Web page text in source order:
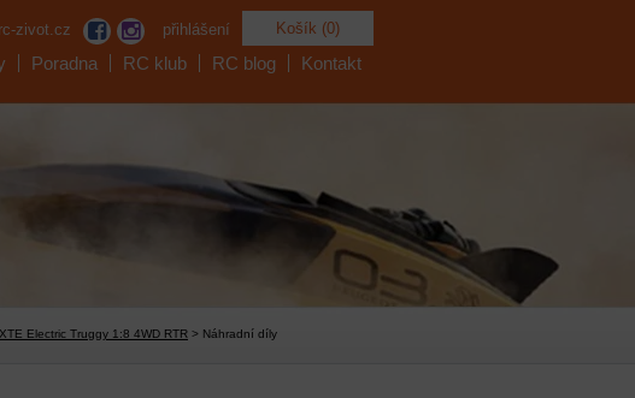
Košík (0)
přihlášení
zivot.cz
Poradna RC klub RC blog Kontakt
Electric Truggy 1:8 4WD RTR > Náhradní díly